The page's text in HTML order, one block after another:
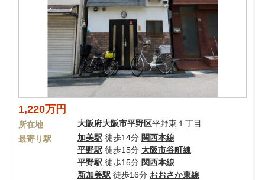
1,220万円
所在地 大阪府大阪市平野区平野東１丁目
最寄り駅
加美駅 徒歩14分 関西本線
平野駅 徒歩15分 大阪市谷町線
平野駅 徒歩15分 関西本線
新加美駅 徒歩16分 おおさか東線